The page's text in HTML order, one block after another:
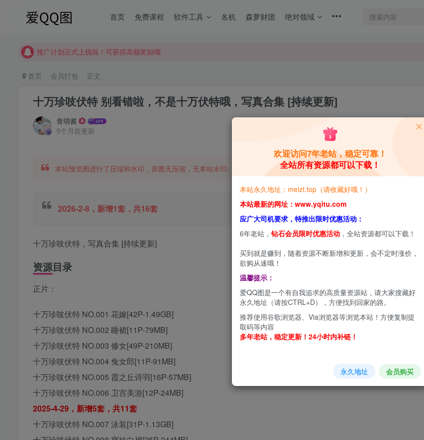
首页 免费课程 软件工具 名机 森萝财团 绝对领域
推广计划正式上线啦！可获得高额奖励哦
推广计划正式上线啦！可获得高额奖励哦
首页 会员打包 正文
十万珍吱伏特 别看错啦，不是十万伏特哦，写真合集 [持续更新]
青萌酱
5个月前更新
关注
本站预览图进行了压缩和水印，原图无压缩，无本站水印。
2026-2-8，新增1套，共16套
十万珍吱伏特，写真合集 [持续更新]
资源目录
正片：
十万珍吱伏特 NO.001 花嫁[42P-1.49GB]
十万珍吱伏特 NO.002 睡裙[11P-79MB]
十万珍吱伏特 NO.003 修女[49P-210MB]
十万珍吱伏特 NO.004 兔女郎[11P-91MB]
十万珍吱伏特 NO.005 霞之丘诗羽[16P-57MB]
十万珍吱伏特 NO.006 卫宫美游[12P-24MB]
2025-4-29，新增5套，共11套
十万珍吱伏特 NO.007 泳装[31P-1.13GB]
欢迎访问7年老站，稳定可靠！
全站所有资源都可以下载！
本站永久地址：meizt.top（请收藏好哦！）
本站最新的网址：www.yqitu.com
应广大司机要求，特推出限时优惠活动：
6年老站， 钻石会员限时优惠活动 ，全站资源都可以下载！
买到就是赚到，随着资源不断新增和更新，会不定时涨价，
欲购从速哦！
温馨提示：
爱QQ图是一个有自我追求的高质量资源站，请大家搜藏好
永久地址（请按CTRL+D），方便找到回家的路。
推荐使用谷歌浏览器、Via浏览器等浏览本站！方便复制提
取码等内容
多年老站，稳定更新！24小时内补链！
永久地址 会员购买